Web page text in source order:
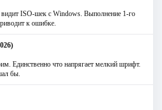
видит ISO-шек с Windows. Выполнение 1-го
к ошибке.
Единственно что напрягает мелкий шрифт.
бы.